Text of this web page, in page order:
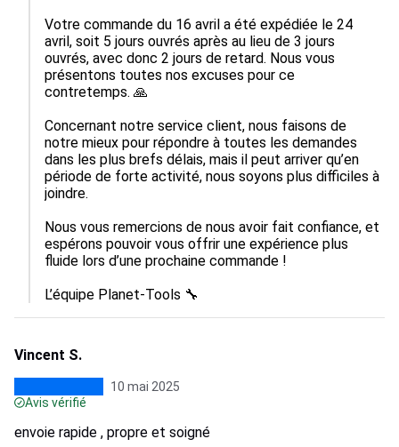
Votre commande du 16 avril a été expédiée le 24
avril, soit 5 jours ouvrés après au lieu de 3 jours
ouvrés, avec donc 2 jours de retard. Nous vous
présentons toutes nos excuses pour ce
contretemps. 🙏
Concernant notre service client, nous faisons de
notre mieux pour répondre à toutes les demandes
dans les plus brefs délais, mais il peut arriver qu’en
période de forte activité, nous soyons plus difficiles à
joindre.
Nous vous remercions de nous avoir fait confiance, et
espérons pouvoir vous offrir une expérience plus
fluide lors d’une prochaine commande !
L’équipe Planet-Tools 🔧
Vincent S.
10 mai 2025
Avis vérifié
envoie rapide , propre et soigné